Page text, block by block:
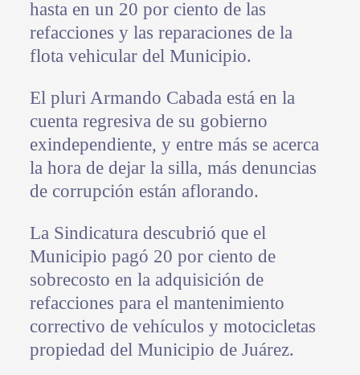
hasta en un 20 por ciento de las
refacciones y las reparaciones de la
flota vehicular del Municipio.
El pluri Armando Cabada está en la
cuenta regresiva de su gobierno
exindependiente, y entre más se acerca
la hora de dejar la silla, más denuncias
de corrupción están aflorando.
La Sindicatura descubrió que el
Municipio pagó 20 por ciento de
sobrecosto en la adquisición de
refacciones para el mantenimiento
correctivo de vehículos y motocicletas
propiedad del Municipio de Juárez.